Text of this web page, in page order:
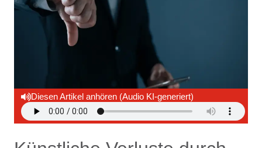
Diesen Artikel anhören (Audio KI-generiert)